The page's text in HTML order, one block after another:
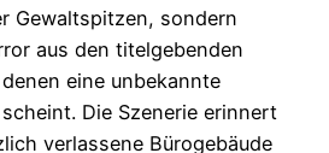
Gewaltspitzen, sondern
aus den titelgebenden
eine unbekannte
Die Szenerie erinnert
verlassene Bürogebäude